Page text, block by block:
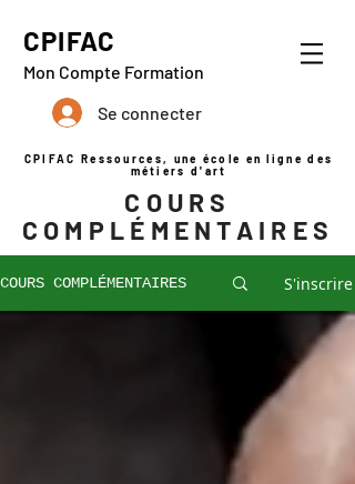
CPIFAC
Mon Compte Formation
Se connecter
CPIFAC Ressources, une école en ligne des
métiers d'art
COURS
COMPLÉMENTAIRES
COURS COMPLÉMENTAIRES S'inscrire